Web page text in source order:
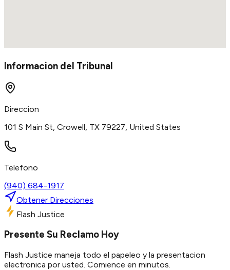
Informacion del Tribunal
Direccion
101 S Main St, Crowell, TX 79227, United States
Telefono
(940) 684-1917
Obtener Direcciones
Flash Justice
Presente Su Reclamo Hoy
Flash Justice maneja todo el papeleo y la presentacion
electronica por usted. Comience en minutos.